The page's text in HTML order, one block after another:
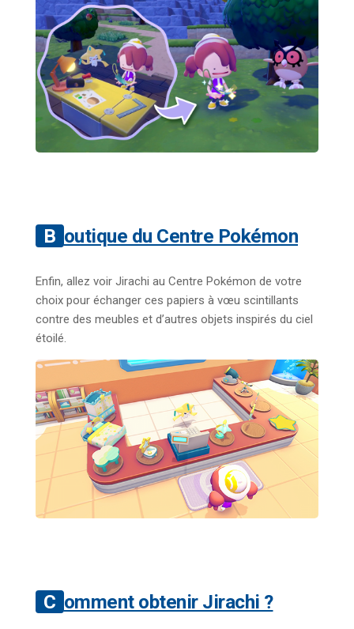
Boutique du Centre Pokémon
Enfin, allez voir Jirachi au Centre Pokémon de votre
choix pour échanger ces papiers à vœu scintillants
contre des meubles et d’autres objets inspirés du ciel
étoilé.
Comment obtenir Jirachi ?